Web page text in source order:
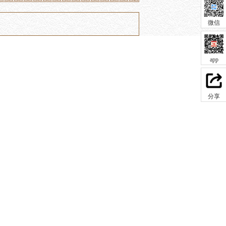
微信
app
分享